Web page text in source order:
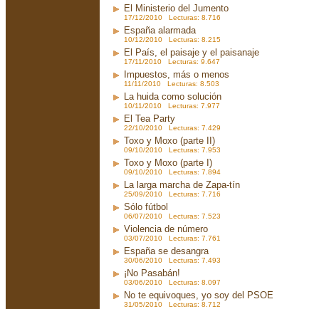
El Ministerio del Jumento
17/12/2010 Lecturas: 8.716
España alarmada
10/12/2010 Lecturas: 8.215
El País, el paisaje y el paisanaje
17/11/2010 Lecturas: 9.647
Impuestos, más o menos
11/11/2010 Lecturas: 8.503
La huida como solución
10/11/2010 Lecturas: 7.977
El Tea Party
22/10/2010 Lecturas: 7.429
Toxo y Moxo (parte II)
09/10/2010 Lecturas: 7.953
Toxo y Moxo (parte I)
09/10/2010 Lecturas: 7.894
La larga marcha de Zapa-tín
25/09/2010 Lecturas: 7.716
Sólo fútbol
06/07/2010 Lecturas: 7.523
Violencia de número
03/07/2010 Lecturas: 7.761
España se desangra
30/06/2010 Lecturas: 7.493
¡No Pasabán!
03/06/2010 Lecturas: 8.097
No te equivoques, yo soy del PSOE
31/05/2010 Lecturas: 8.712